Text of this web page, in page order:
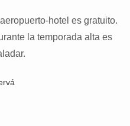
hotel es gratuito.
la temporada alta es